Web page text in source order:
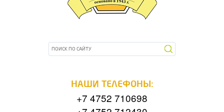
НАШИ ТЕЛЕФОНЫ:
+7 4752 710698